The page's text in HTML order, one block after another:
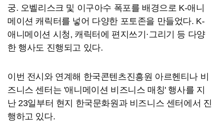
궁. 오벨리스크 및 이구아수 폭포를 배경으로 K-애니
메이션 캐릭터를 넣어 다양한 포토존을 만들었다. K-
애니메이션 시청, 캐릭터에 편지쓰기·그리기 등 다양
한 행사도 진행되고 있다.
이번 전시와 연계해 한국콘텐츠진흥원 아르헨티나 비
즈니스 센터는 '애니메이션 비즈니스 매칭' 행사를 지
난 23일부터 현지 한국문화원과 비즈니스 센터에서 진
행하고 있다.